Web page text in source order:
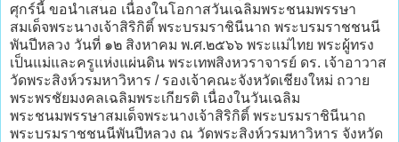
ศุกร์นี้ ขอนำเสนอ เนื่องในโอกาสวันเฉลิมพระชนมพรรษา
สมเด็จพระนางเจ้าสิริกิติ์ พระบรมราชินีนาถ พระบรมราชชนนี
พันปีหลวง วันที่ ๑๒ สิงหาคม พ.ศ.๒๕๖๖ พระแม่ไทย พระผู้ทรง
เป็นแม่และครูแห่งแผ่นดิน พระเทพสิงหวราจารย์ ดร. เจ้าอาวาส
วัดพระสิงห์วรมหาวิหาร / รองเจ้าคณะจังหวัดเชียงใหม่ ถวาย
พระพรชัยมงคลเฉลิมพระเกียรติ เนื่องในวันเฉลิม
พระชนมพรรษาสมเด็จพระนางเจ้าสิริกิติ์ พระบรมราชินีนาถ
พระบรมราชชนนีพันปีหลวง ณ วัดพระสิงห์วรมหาวิหาร จังหวัด